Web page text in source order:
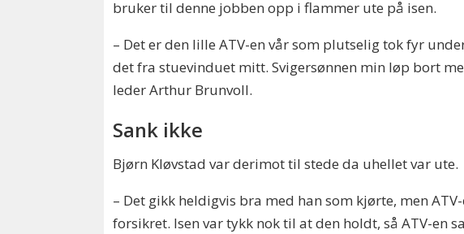
bruker til denne jobben opp i flammer ute på isen.
– Det er den lille ATV-en vår som plutselig tok fyr
det fra stuevinduet mitt. Svigersønnen min løp bort
leder Arthur Brunvoll.
Sank ikke
Bjørn Kløvstad var derimot til stede da uhellet var ute.
– Det gikk heldigvis bra med han som kjørte, men
forsikret. Isen var tykk nok til at den holdt, så ATV-en